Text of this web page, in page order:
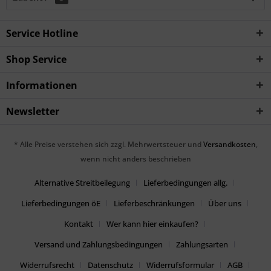
Service Hotline
Shop Service
Informationen
Newsletter
* Alle Preise verstehen sich zzgl. Mehrwertsteuer und Versandkosten,
wenn nicht anders beschrieben
Alternative Streitbeilegung
Lieferbedingungen allg.
Lieferbedingungen öE
Lieferbeschränkungen
Über uns
Kontakt
Wer kann hier einkaufen?
Versand und Zahlungsbedingungen
Zahlungsarten
Widerrufsrecht
Datenschutz Widerrufsformular AGB